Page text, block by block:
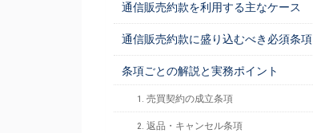
通信販売約款を利用する主なケース
通信販売約款に盛り込むべき必須条項
条項ごとの解説と実務ポイント
1. 売買契約の成立条項
2. 返品・キャンセル条項